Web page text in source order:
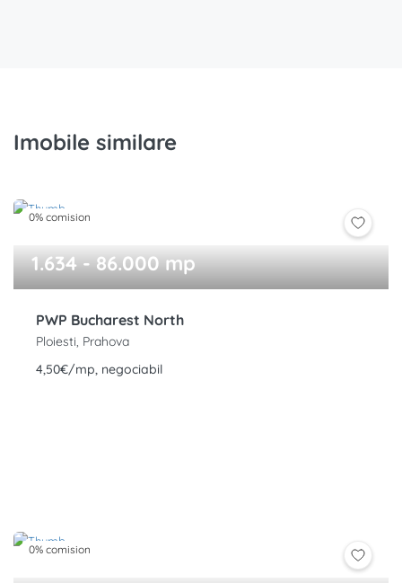
Imobile similare
0% comision
1.634 - 86.000 mp
PWP Bucharest North
Ploiesti, Prahova
4,50€/mp, negociabil
0% comision